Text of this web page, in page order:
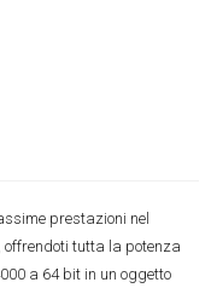
prestazioni nel
offrendoti tutta la potenza
a 64 bit in un oggetto